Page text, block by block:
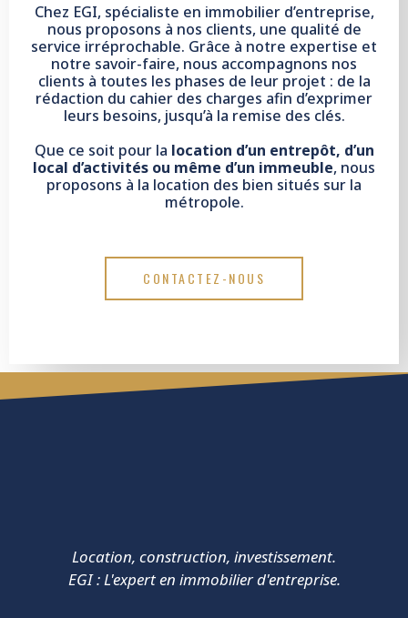
Chez EGI, spécialiste en immobilier d’entreprise,
nous proposons à nos clients, une qualité de
service irréprochable. Grâce à notre expertise et
notre savoir-faire, nous accompagnons nos
clients à toutes les phases de leur projet : de la
rédaction du cahier des charges afin d’exprimer
leurs besoins, jusqu’à la remise des clés.
Que ce soit pour la location d’un entrepôt, d’un
local d’activités ou même d’un immeuble, nous
proposons à la location des bien situés sur la
métropole.
CONTACTEZ-NOUS
Location, construction, investissement.
EGI : L'expert en immobilier d'entreprise.